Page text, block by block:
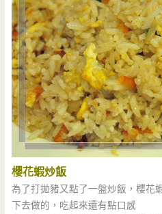
櫻花蝦炒飯
為了打拋豬又點了一盤炒飯，櫻花
下去做的，吃起來還有點口感